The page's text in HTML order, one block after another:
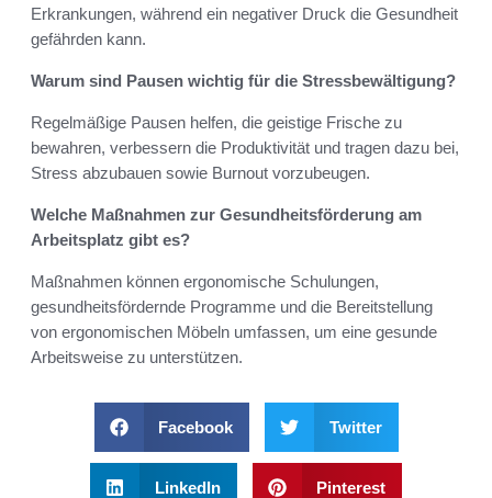
Erkrankungen, während ein negativer Druck die Gesundheit
gefährden kann.
Warum sind Pausen wichtig für die Stressbewältigung?
Regelmäßige Pausen helfen, die geistige Frische zu
bewahren, verbessern die Produktivität und tragen dazu bei,
Stress abzubauen sowie Burnout vorzubeugen.
Welche Maßnahmen zur Gesundheitsförderung am
Arbeitsplatz gibt es?
Maßnahmen können ergonomische Schulungen,
gesundheitsfördernde Programme und die Bereitstellung
von ergonomischen Möbeln umfassen, um eine gesunde
Arbeitsweise zu unterstützen.
Facebook Twitter
LinkedIn Pinterest